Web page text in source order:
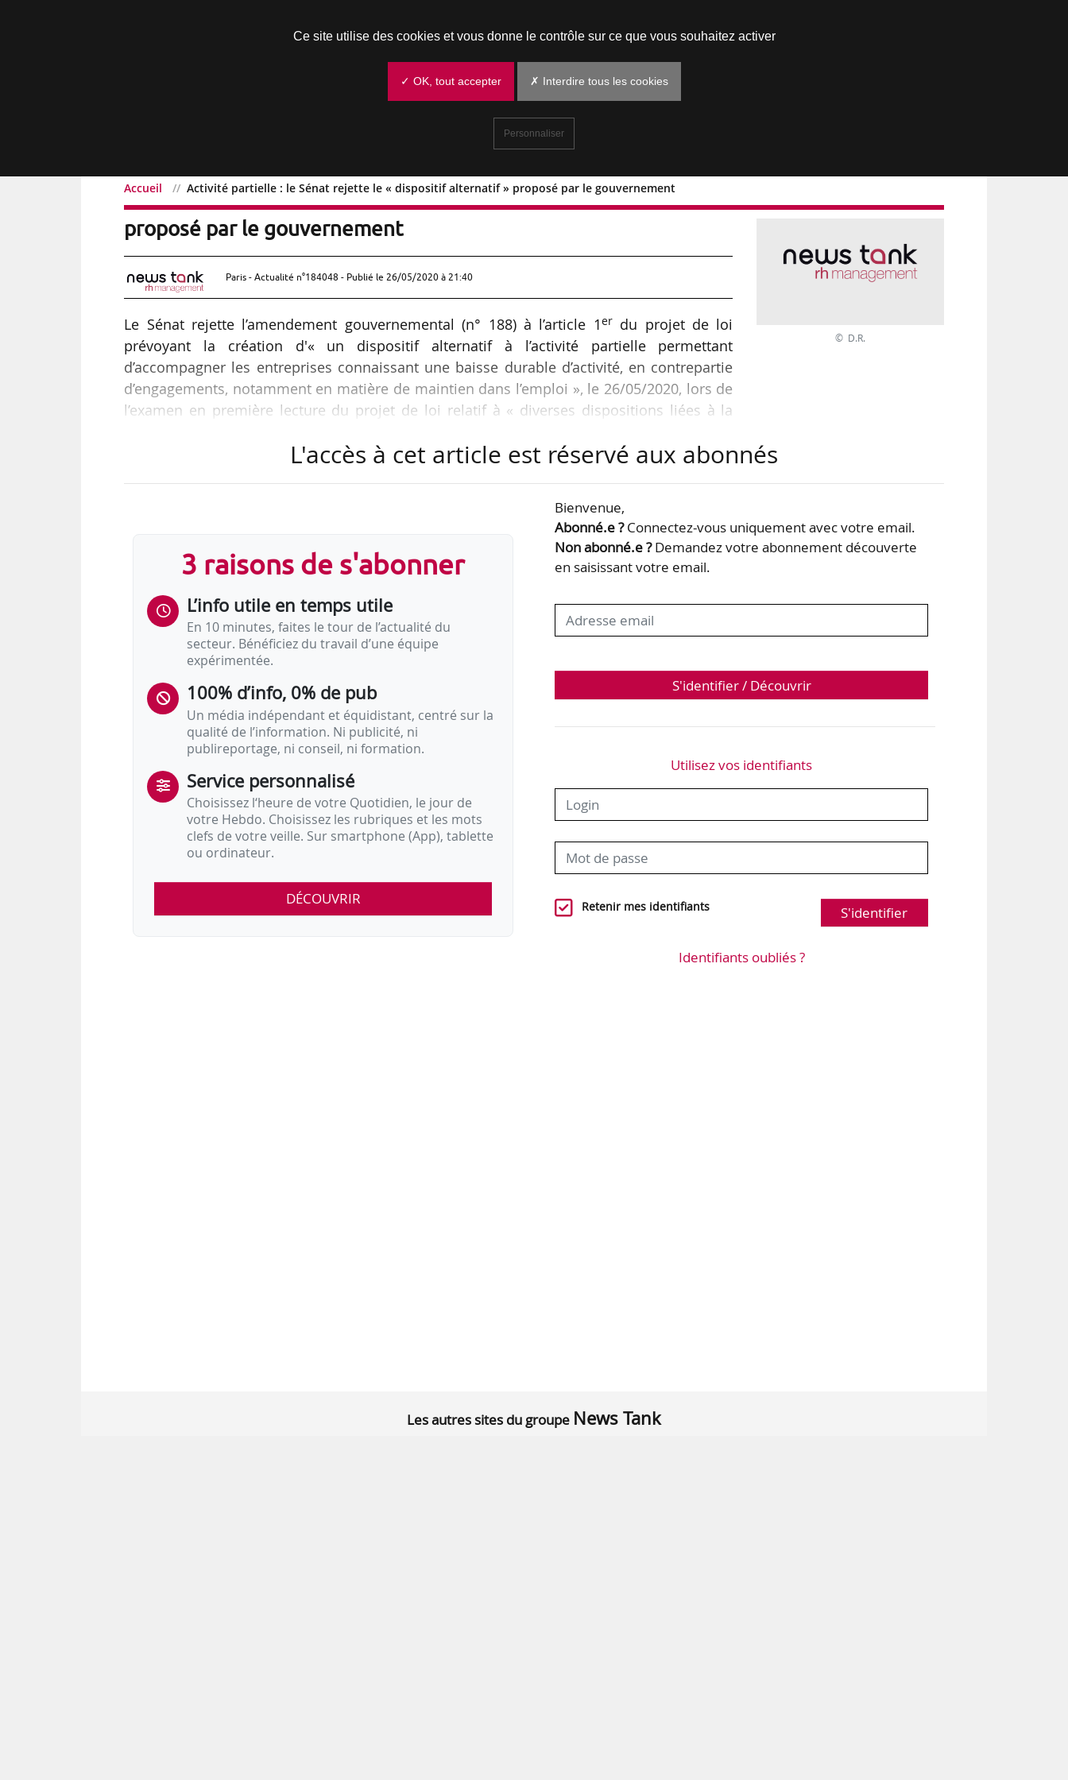
Accueil Activité partielle : le Sénat rejette le « dispositif alternatif » proposé par le gouvernement
Activité partielle : le Sénat rejette le « dispositif alternatif »
proposé par le gouvernement
Paris - Actualité n°184048 - Publié le 26/05/2020 à 21:40
Le Sénat rejette l’amendement gouvernemental (n° 188) à l’article 1erdu projet de loi
prévoyant la création d'« un dispositif alternatif à l’activité partielle permettant
d’accompagner les entreprises connaissant une baisse durable d’activité, en contrepartie
d’engagements, notamment en matière de maintien dans l’emploi », le 26/05/2020, lors de
l’examen en première lecture du projet de loi relatif à « diverses dispositions liées à la
subissant une baisse durable d’activité, potentiellement au-delà de la fin de l’année 2020 »
© D.R.
L'accès à cet article est réservé aux abonnés
3 raisons de s'abonner
L’info utile en temps utile
En 10 minutes, faites le tour de l’actualité du
secteur. Bénéficiez du travail d’une équipe
expérimentée.
100% d’info, 0% de pub
Un média indépendant et équidistant, centré sur la
qualité de l’information. Ni publicité, ni
publireportage, ni conseil, ni formation.
Service personnalisé
Choisissez l‘heure de votre Quotidien, le jour de
votre Hebdo. Choisissez les rubriques et les mots
clefs de votre veille. Sur smartphone (App), tablette
ou ordinateur.
DÉCOUVRIR
Bienvenue,
Abonné.e ?Connectez-vous uniquement avec votre email.
Non abonné.e ?Demandez votre abonnement découverte
en saisissant votre email.
S'identifier / Découvrir
Utilisez vos identifiants
Retenir mes identifiants S'identifier
Identifiants oubliés ?
Les autres sites du groupe News Tank
Ce site utilise des cookies et vous donne le contrôle sur ce que vous souhaitez activer
✓ OK, tout accepter ✗ Interdire tous les cookies
Personnaliser